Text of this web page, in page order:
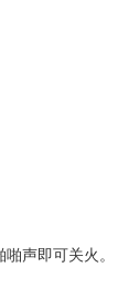
声即可关火。